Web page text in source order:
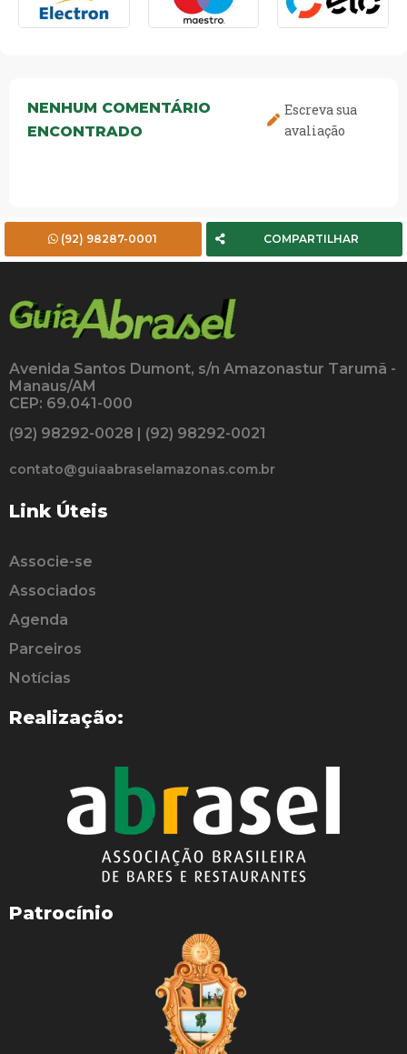
NENHUM COMENTÁRIO
ENCONTRADO
Escreva sua
avaliação
(92) 98287-0001 COMPARTILHAR
Avenida Santos Dumont, s/n Amazonastur Tarumã -
Manaus/AM
CEP: 69.041-000
(92) 98292-0028 | (92) 98292-0021
contato@guiaabraselamazonas.com.br
Link Úteis
Associe-se
Associados
Agenda
Parceiros
Notícias
Realização:
Patrocínio